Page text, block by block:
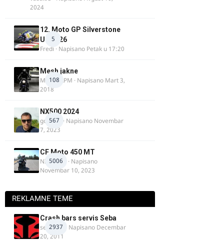
2024
5
12. Moto GP Silverstone
UK 2026
Fredi · Napisano Petak u 17:20
108
Mesh jakne
MostarRPM · Napisano Mart 3,
2018
567
NX500 2024
godovic · Napisano Novembar
7, 2023
5006
CF Moto 450 MT
NIKOLA 1
· Napisano
Novembar 10, 2023
REKLAMNE TEME
2937
Crash bars servis Seba
seba011 · Napisano Decembar
20, 2011